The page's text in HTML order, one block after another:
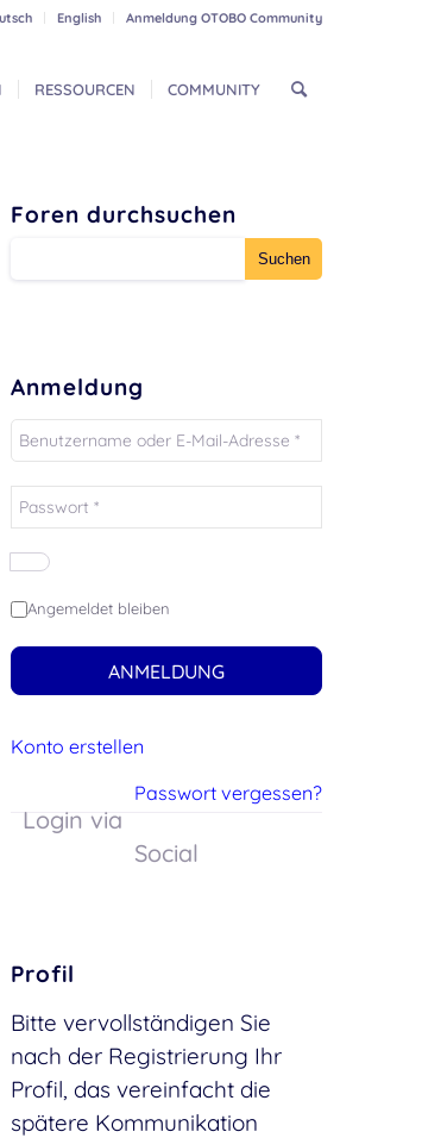
English Anmeldung OTOBO Community
RESSOURCEN COMMUNITY
Foren durchsuchen
Anmeldung
Angemeldet bleiben
ANMELDUNG
Konto erstellen
Passwort vergessen?
Login via
Social
Profil
Bitte vervollständigen Sie
nach der Registrierung Ihr
Profil, das vereinfacht die
spätere Kommunikation